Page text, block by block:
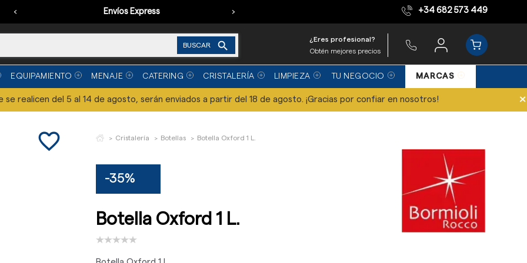
Envíos Express Equipo de expertos
‹ › +34 682 573 449
BUSCAR 
¿Eres profesional?
Obtén mejores precios
EQUIPAMIENTO MENAJE CATERING CRISTALERÍA LIMPIEZA TU NEGOCIO MARCAS
se realicen del 5 al 14 de agosto, serán enviados a partir del 18 de agosto. ¡Gracias por confiar en nosotros! ×
favorite_border Cristalería Botellas Botella Oxford 1 L.
-35%
Botella Oxford 1 L.